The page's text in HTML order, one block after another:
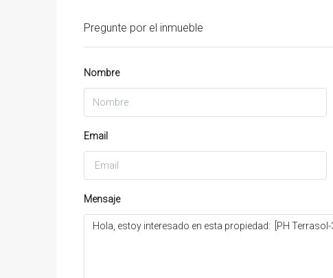
Pregunte por el inmueble
Nombre
Email
Mensaje